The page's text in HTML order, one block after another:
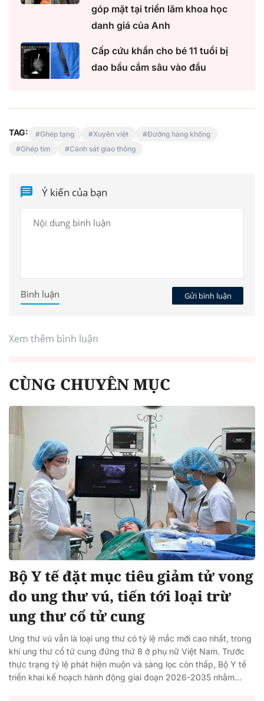
góp mặt tại triển lãm khoa học
danh giá của Anh
Cấp cứu khẩn cho bé 11 tuổi bị
dao bầu cắm sâu vào đầu
TAG: Ghép tạng Xuyên việt
Đường hàng không
Ghép tim
Cảnh sát giao thông
Ý kiến của bạn
Gửi bình luận
Bình luận
Xem thêm bình luận
CÙNG CHUYÊN MỤC
Bộ Y tế đặt mục tiêu giảm tử vong
do ung thư vú, tiến tới loại trừ
ung thư cổ tử cung
Ung thư vú vẫn là loại ung thư có tỷ lệ mắc mới cao nhất, trong
khi ung thư cổ tử cung đứng thứ 8 ở phụ nữ Việt Nam. Trước
thực trạng tỷ lệ phát hiện muộn và sàng lọc còn thấp, Bộ Y tế
triển khai kế hoạch hành động giai đoạn 2026-2035 nhằm...